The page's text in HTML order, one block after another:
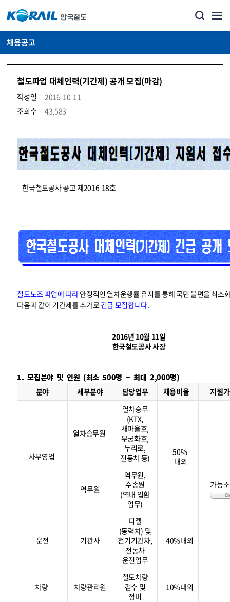
채용공고
철도파업 대체인력(기간제) 공개 모집(마감)
작성일
2016-10-11
조회수
43,583
코레일소개_경영공시_채용공고 상세보기 – 내용, 파일, 담당자 연락처로 구성
한국철도공사 공고 제2016-18호
철도노조 파업에 따라안정적인 열차운행률 유지를 통해 국민 불편을 최소
다음과 같이 기간제를 추가로긴급 모집합니다.
2016년 10월 11일
한국철도공사 사장
1. 모집분야 및 인원 (최소 500명 ~ 최대 2,000명)
선
분야 세부분야 담당업무 채용비율 지원
사무영업
열차승무원
열차승무
(KTX,
새마을호,
무궁화호,
누리로,
전동차 등)
50%
내외
가능
역무원
역무원,
수송원
(역내 입환
업무)
운전 기관사
디젤
(동력차) 및
전기기관차,
전동차
운전업무
40%내외
차량 차량관리원
철도차량
검수 및
정비
10%내외